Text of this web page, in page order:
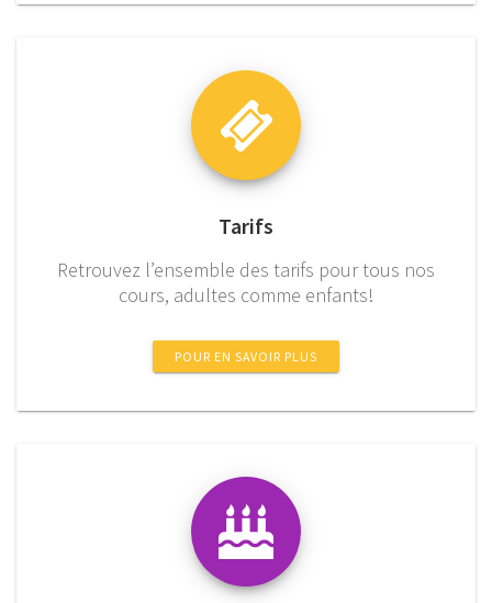
Tarifs
Retrouvez l’ensemble des tarifs pour tous nos
cours, adultes comme enfants!
POUR EN SAVOIR PLUS